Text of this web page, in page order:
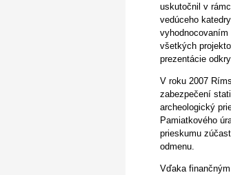
uskutočnil v
vedúceho
vyhodnocovaním
všetkých
prezentácie
V roku 2007
zabezpečení
archeologický
Pamiatkového
prieskumu
odmenu.
Vďaka